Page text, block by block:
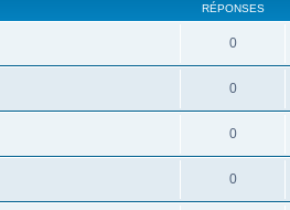
RÉPONSES
0
0
0
0